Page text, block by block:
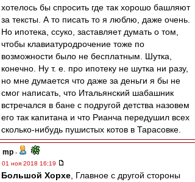
хотелось бы спросить где так хорошо башляют
за тексты. А то писать то я люблю, даже очень.
Но ипотека, ссуко, заставляет думать о том,
чтобы клавиатуродрочение тоже по
возможности было не бесплатным. Шутка,
конечно. Ну т. е. про ипотеку не шутка ни разу,
но мне думается что даже за деньги я бы не
смог написать, что Итальянский шабашник
встречался в бане с подругой детства назовем
его так капитана и что Рианча передушил всех
сколько-нибудь пушистых котов в Тарасовке.
mp -
01 ноя 2018 16:19
Большой Хорхе , Главное с другой стороны